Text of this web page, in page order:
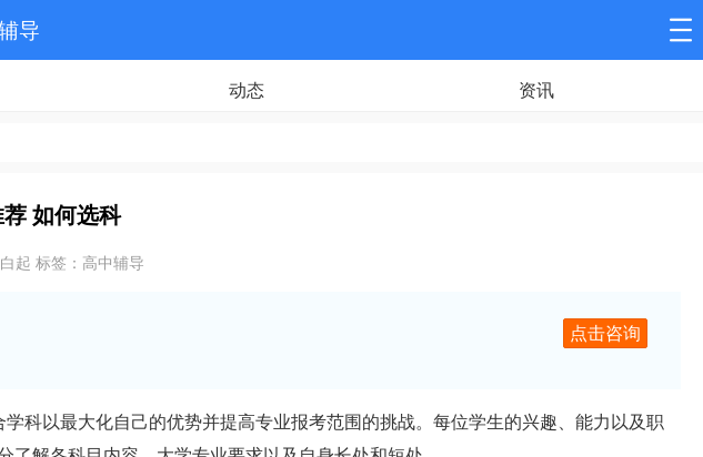
导
动态 资讯
如何选科
起 标签：高中辅导
点击咨询
以最大化自己的优势并提高专业报考范围的挑战。每位学生的兴趣、能力以及职